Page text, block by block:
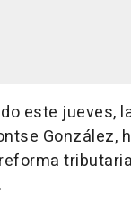
este jueves,
González,